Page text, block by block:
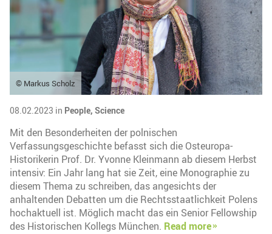
© Markus Scholz
08.02.2023 in People, Science
Mit den Besonderheiten der polnischen
Verfassungsgeschichte befasst sich die Osteuropa-
Historikerin Prof. Dr. Yvonne Kleinmann ab diesem Herbst
intensiv: Ein Jahr lang hat sie Zeit, eine Monographie zu
diesem Thema zu schreiben, das angesichts der
anhaltenden Debatten um die Rechtsstaatlichkeit Polens
hochaktuell ist. Möglich macht das ein Senior Fellowship
des Historischen Kollegs München. Read more